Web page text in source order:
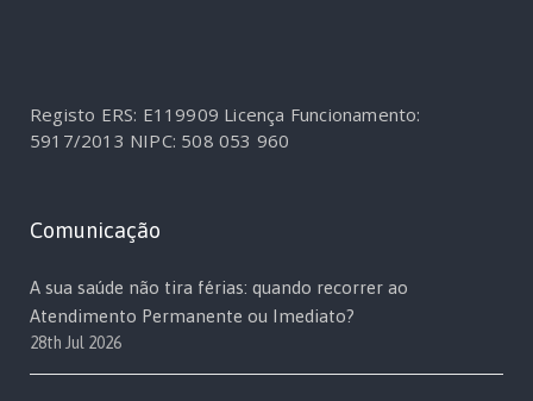
Registo ERS: E119909 Licença Funcionamento:
5917/2013 NIPC: 508 053 960
Comunicação
A sua saúde não tira férias: quando recorrer ao
Atendimento Permanente ou Imediato?
28th Jul 2026